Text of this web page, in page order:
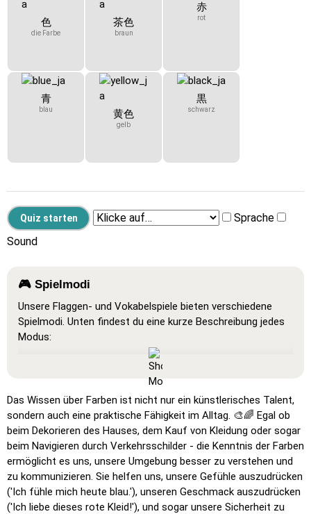
色
die Farbe
茶色
braun
赤
rot
青
blau 黄色
gelb
黒
schwarz
Sprache
Sound
🎮 Spielmodi
Unsere Flaggen- und Vokabelspiele bieten verschiedene
Spielmodi. Unten findest du eine kurze Beschreibung jedes
Modus:
: Ein Lernmodus, in dem alle Karten sichtbar
sind, sodass du sie auswendig lernen oder ausdrucken
Lernen: Klicke auf die Karten, um die Übersetzung zu
sehen und das Wort zu hören.
Klicke auf … : Klicke genau auf das Wort oder die Flagge,
die du finden sollst.
Mehrfachauswahl : Wähle die richtige Option aus vier
Möglichkeiten durch Klicken oder mit den Tasten 1–4.
Das Wissen über Farben ist nicht nur ein künstlerisches Talent,
sondern auch eine praktische Fähigkeit im Alltag. 🎨🌈 Egal ob
beim Dekorieren des Hauses, dem Kauf von Kleidung oder sogar
beim Navigieren durch Verkehrsschilder - die Kenntnis der Farben
ermöglicht es uns, unsere Umgebung besser zu verstehen und
zu kommunizieren. Sie helfen uns, unsere Gefühle auszudrücken
('Ich fühle mich heute blau.'), unseren Geschmack auszudrücken
('Ich liebe dieses rote Kleid!'), und sogar unsere Sicherheit zu